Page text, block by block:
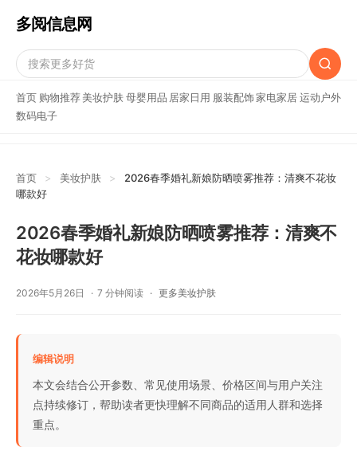
多阅信息网
首页 购物推荐 美妆护肤母婴用品 居家日用 服装配饰家电家居运动户外
数码电子
首页 > 美妆护肤 >
2026春季婚礼新娘防晒喷雾推荐：清爽不花妆
哪款好
2026春季婚礼新娘防晒喷雾推荐：清爽不
花妆哪款好
2026年5月26日 7 分钟阅读 更多美妆护肤
编辑说明
本文会结合公开参数、常见使用场景、价格区间与用户关注
点持续修订，帮助读者更快理解不同商品的适用人群和选择
重点。